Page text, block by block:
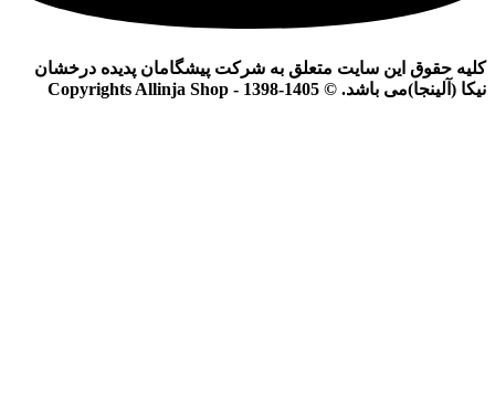
کلیه حقوق این سایت متعلق به شرکت پیشگامان پدیده درخشان
نیکا (آلینجا)می باشد. © Copyrights Allinja Shop - 1398-1405